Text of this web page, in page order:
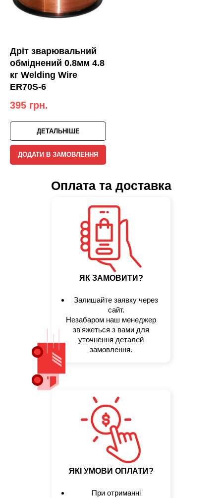
Дріт зварювальний
обміднений 0.8мм 4.8
кг Welding Wire
ER70S-6
395 грн.
ДЕТАЛЬНІШЕ
ДОДАТИ В ЗАМОВЛЕННЯ
Оплата та доставка
ЯК ЗАМОВИТИ?
Залишайте заявку через
сайт.
Незабаром наш менеджер
зв'яжеться з вами для
уточнення деталей
замовлення.
ЯКІ УМОВИ ОПЛАТИ?
При отриманні